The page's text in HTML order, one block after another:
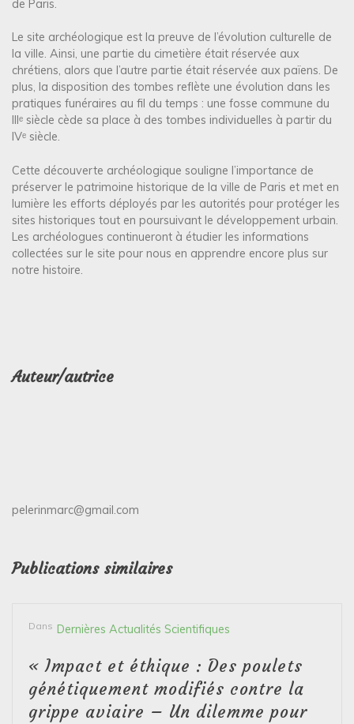
de Paris.
Le site archéologique est la preuve de l’évolution culturelle de
la ville. Ainsi, une partie du cimetière était réservée aux
chrétiens, alors que l’autre partie était réservée aux païens. De
plus, la disposition des tombes reflète une évolution dans les
pratiques funéraires au fil du temps : une fosse commune du
IIIᵉ siècle cède sa place à des tombes individuelles à partir du
IVᵉ siècle.
Cette découverte archéologique souligne l’importance de
préserver le patrimoine historique de la ville de Paris et met en
lumière les efforts déployés par les autorités pour protéger les
sites historiques tout en poursuivant le développement urbain.
Les archéologues continueront à étudier les informations
collectées sur le site pour nous en apprendre encore plus sur
notre histoire.
Auteur/autrice
pelerinmarc@gmail.com
Publications similaires
Dans Dernières Actualités Scientifiques
« Impact et éthique : Des poulets
génétiquement modifiés contre la
grippe aviaire – Un dilemme pour